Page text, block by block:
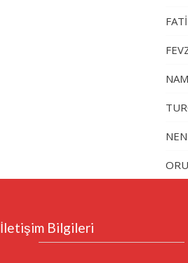
İletişim Bilgileri